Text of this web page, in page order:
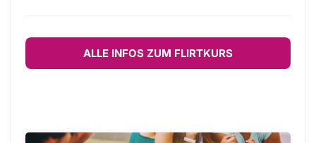
ALLE INFOS ZUM FLIRTKURS